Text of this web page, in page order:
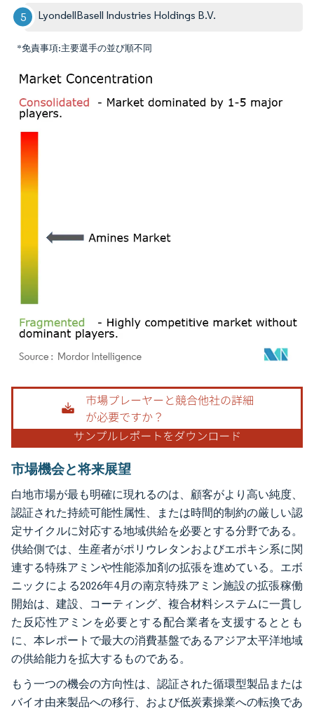
LyondellBasell Industries Holdings B.V.
*免責事項:主要選手の並び順不同
画像 © Mordor Intelligence。再利用にはCC BY 4.0の表示が必要です。
市場機会と将来展望
白地市場が最も明確に現れるのは、顧客がより高い純度、
認証された持続可能性属性、または時間的制約の厳しい認
定サイクルに対応する地域供給を必要とする分野である。
供給側では、生産者がポリウレタンおよびエポキシ系に関
連する特殊アミンや性能添加剤の拡張を進めている。エボ
ニックによる2026年4月の南京特殊アミン施設の拡張稼働
開始は、建設、コーティング、複合材料システムに一貫し
た反応性アミンを必要とする配合業者を支援するととも
に、本レポートで最大の消費基盤であるアジア太平洋地域
の供給能力を拡大するものである。
もう一つの機会の方向性は、認証された循環型製品または
バイオ由来製品への移行、および低炭素操業への転換であ